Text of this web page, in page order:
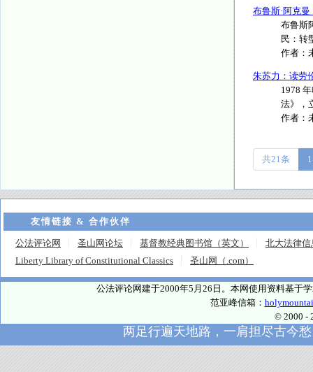
布鲁斯·阿克
布鲁斯
民：转
作者：
朱苏力：读劳
1978
法》，
作者：
共21条 1
友情链接 & 合作伙伴
公法评论网 圣山网论坛 基督教经典图书馆（英文）
北大法律信
Liberty Library of Constitutional Classics
圣山网（.com）
公法评论网建于2000年5月26日。本网使用资料基于
范亚峰信箱：
© 2000 -
两足行遍天地路，一肩担尽古今